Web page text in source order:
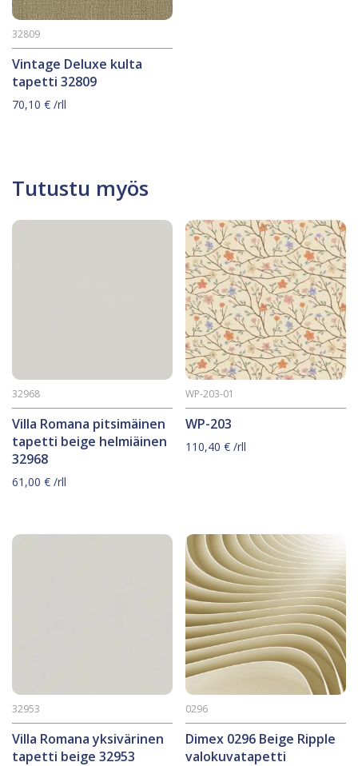
Vintage Deluxe kulta
tapetti 32809
32809
70,10 € /rll
Tutustu myös
Villa Romana pitsimäinen
tapetti beige helmiäinen
32968
32968
61,00 € /rll
WP-203
WP-203-01
110,40€ /rll
Villa Romana yksivärinen
tapetti beige 32953
32953
Dimex 0296 Beige Ripple
valokuvatapetti
0296